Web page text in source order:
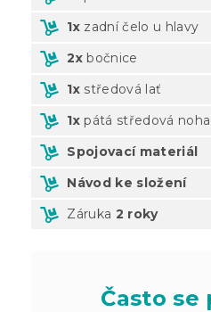
1x zadní čelo u hlavy
2x bočnice
1x středová lať
1x pátá středová noha
Spojovací materiál
Návod ke složení
Záruka 2 roky
Často se